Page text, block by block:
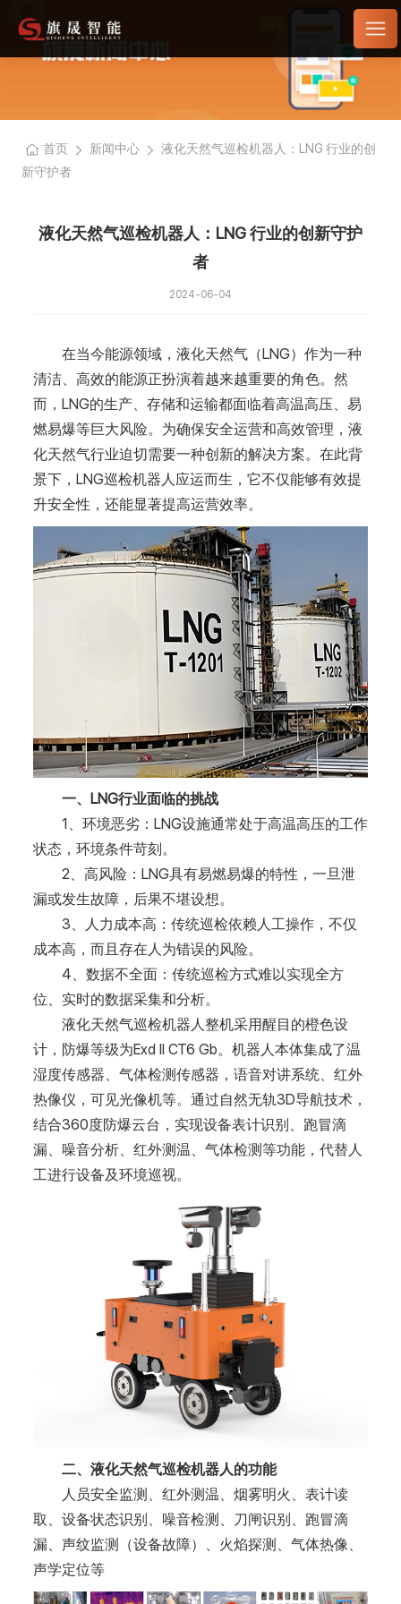
首页 新闻中心
液化天然气巡检机器人：LNG 行业的创
新守护者
液化天然气巡检机器人：LNG 行业的创新守护
者
2024-06-04
在当今能源领域，液化天然气（LNG）作为一种
清洁、高效的能源正扮演着越来越重要的角色。然
而，LNG的生产、存储和运输都面临着高温高压、易
燃易爆等巨大风险。为确保安全运营和高效管理，液
化天然气行业迫切需要一种创新的解决方案。在此背
景下，LNG巡检机器人应运而生，它不仅能够有效提
升安全性，还能显著提高运营效率。
一、LNG行业面临的挑战
1、环境恶劣：LNG设施通常处于高温高压的工作
状态，环境条件苛刻。
2、高风险：LNG具有易燃易爆的特性，一旦泄
漏或发生故障，后果不堪设想。
3、人力成本高：传统巡检依赖人工操作，不仅
成本高，而且存在人为错误的风险。
4、数据不全面：传统巡检方式难以实现全方
位、实时的数据采集和分析。
液化天然气巡检机器人整机采用醒目的橙色设
计，防爆等级为Exd II CT6 Gb。机器人本体集成了温
湿度传感器、气体检测传感器，语音对讲系统、红外
热像仪，可见光像机等。通过自然无轨3D导航技术，
结合360度防爆云台，实现设备表计识别、跑冒滴
漏、噪音分析、红外测温、气体检测等功能，代替人
工进行设备及环境巡视。
二、液化天然气巡检机器人的功能
人员安全监测、红外测温、烟雾明火、表计读
取、设备状态识别、噪音检测、刀闸识别、跑冒滴
漏、声纹监测（设备故障）、火焰探测、气体热像、
声学定位等